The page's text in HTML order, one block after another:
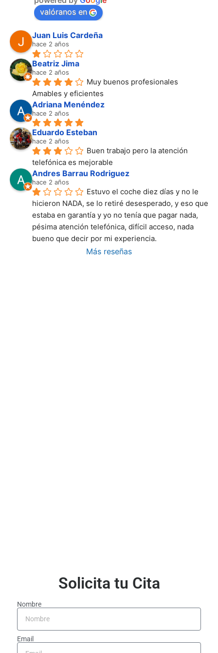
valóranos en
Juan Luis Cardeña
hace 2 años
Beatriz Jima
hace 2 años
Muy buenos profesionales
Amables y eficientes
Adriana Menéndez
hace 2 años
Eduardo Esteban
hace 2 años
Buen trabajo pero la atención
telefónica es mejorable
Andres Barrau Rodriguez
hace 2 años
Estuvo el coche diez días y no le
hicieron NADA, se lo retiré desesperado, y eso que
estaba en garantía y yo no tenía que pagar nada,
pésima atención telefónica, difícil acceso, nada
bueno que decir por mi experiencia.
Más reseñas
Solicita tu Cita
Nombre
Email